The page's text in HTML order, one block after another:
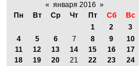
« января 2016 »
Пн
Вт Ср Чт Пт Сб
Вс
1
2
3
4
5 6 7 8 9
10
11
12 13 14 15 16
17
18
19 20 21 22 23
24